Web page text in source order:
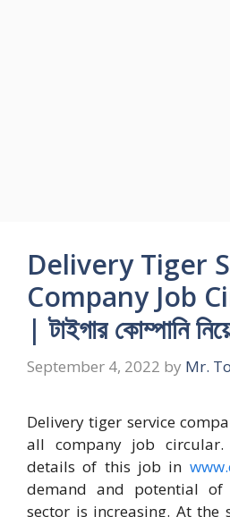
Delivery Tiger
Company Job
| টাইগার কোম্পানি
September 4, 2022 by Mr.
Delivery tiger service
all company job
details of this job in
demand and potential of
sector is increasing. At the